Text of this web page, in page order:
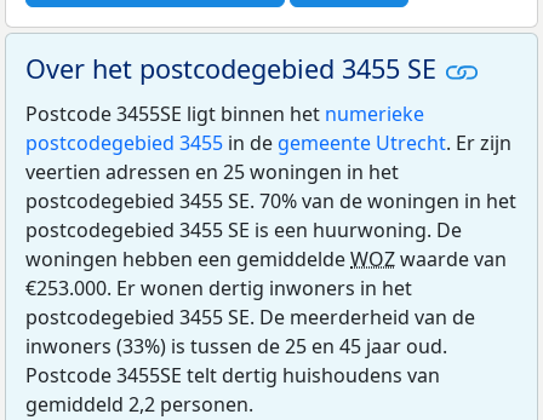
Over het postcodegebied 3455 SE
Postcode 3455SE ligt binnen het numerieke
postcodegebied 3455 in de gemeente Utrecht. Er zijn
veertien adressen en 25 woningen in het
postcodegebied 3455 SE. 70% van de woningen in het
postcodegebied 3455 SE is een huurwoning. De
woningen hebben een gemiddeldeWOZwaarde van
€253.000. Er wonen dertig inwoners in het
postcodegebied 3455 SE. De meerderheid van de
inwoners (33%) is tussen de 25 en 45 jaar oud.
Postcode 3455SE telt dertig huishoudens van
gemiddeld 2,2 personen.